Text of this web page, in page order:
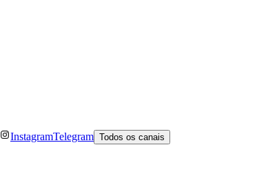
InstagramTelegram Todos os canais